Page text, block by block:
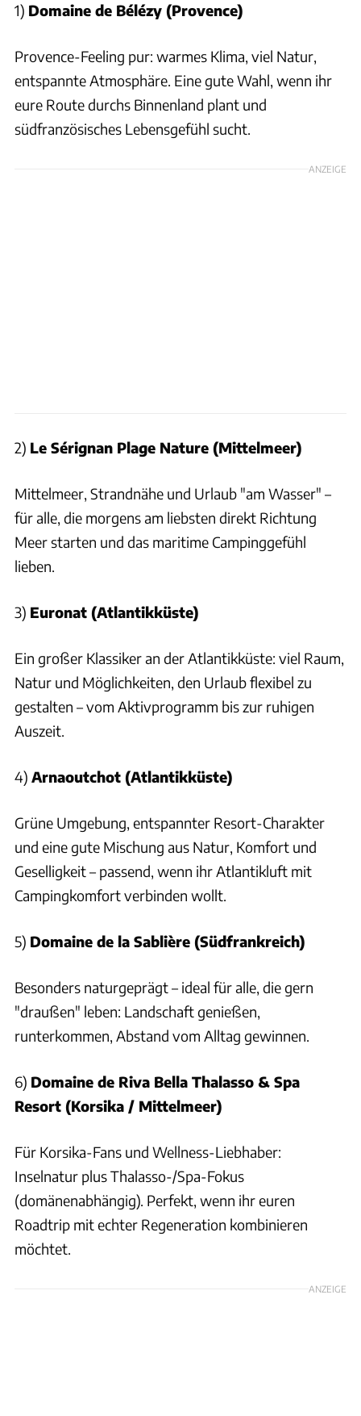
1) Domaine de Bélézy (Provence)
Provence-Feeling pur: warmes Klima, viel Natur,
entspannte Atmosphäre. Eine gute Wahl, wenn ihr
eure Route durchs Binnenland plant und
südfranzösisches Lebensgefühl sucht.
ANZEIGE
2) Le Sérignan Plage Nature (Mittelmeer)
Mittelmeer, Strandnähe und Urlaub "am Wasser" –
für alle, die morgens am liebsten direkt Richtung
Meer starten und das maritime Campinggefühl
lieben.
3) Euronat (Atlantikküste)
Ein großer Klassiker an der Atlantikküste: viel Raum,
Natur und Möglichkeiten, den Urlaub flexibel zu
gestalten – vom Aktivprogramm bis zur ruhigen
Auszeit.
4) Arnaoutchot (Atlantikküste)
Grüne Umgebung, entspannter Resort-Charakter
und eine gute Mischung aus Natur, Komfort und
Geselligkeit – passend, wenn ihr Atlantikluft mit
Campingkomfort verbinden wollt.
5) Domaine de la Sablière (Südfrankreich)
Besonders naturgeprägt – ideal für alle, die gern
"draußen" leben: Landschaft genießen,
runterkommen, Abstand vom Alltag gewinnen.
6) Domaine de Riva Bella Thalasso & Spa
Resort (Korsika / Mittelmeer)
Für Korsika-Fans und Wellness-Liebhaber:
Inselnatur plus Thalasso-/Spa-Fokus
(domänenabhängig). Perfekt, wenn ihr euren
Roadtrip mit echter Regeneration kombinieren
möchtet.
ANZEIGE